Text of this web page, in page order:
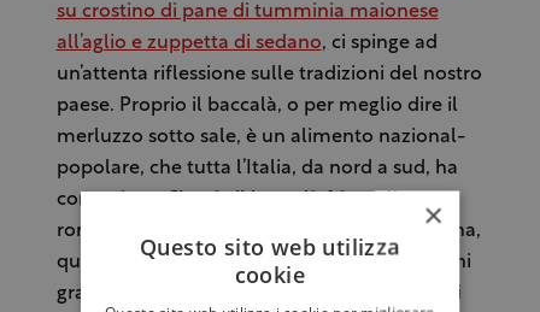
su crostino di pane di tumminia maionese
all’aglio e zuppetta di sedano, ci spinge ad
un’attenta riflessione sulle tradizioni del nostro
paese. Proprio il baccalà, o per meglio dire il
merluzzo sotto sale, è un alimento nazional-
popolare, che tutta l’Italia, da nord a sud, ha
conosciuto. Che sia il baccalà fritto alla
romana o il baccalà con polenta alla vicentina,
questo alimento ha nutrito intere generazioni
grazie alle sue straordinarie caratteristiche di
×
Questo sito web utilizza
cookie